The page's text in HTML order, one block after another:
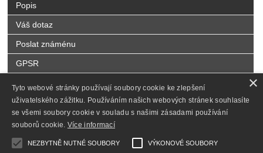
Popis
Váš dotaz
Poslat známénu
GPSR
Vinylovásamolepicí etiketas laminací povrchu.
Český výrobek.
×
Tyto webové stránky používají soubory cookie ke zlepšení
uživatelského zážitku. Používáním našich webových stránek souhlasíte
se všemi soubory cookie v souladu s našimi zásadami používání
souborů cookie. Více informací
NEZBYTNĚ NUTNÉ SOUBORY VÝKONOVÉ SOUBORY